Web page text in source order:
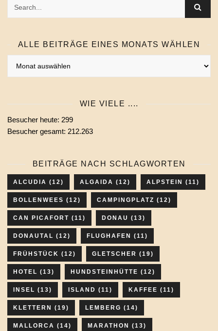
ALLE BEITRÄGE EINES MONATS WÄHLEN
wählen
WIE VIELE ....
Besucher heute: 299
Besucher gesamt: 212.263
BEITRÄGE NACH SCHLAGWORTEN
ALCUDIA (12) ALGAIDA (12) ALPSTEIN (11)
BOLLENWEES (12) CAMPINGPLATZ (12)
CAN PICAFORT (11) DONAU (13)
DONAUTAL (12) FLUGHAFEN (11)
FRÜHSTÜCK (12) GLETSCHER (19)
HOTEL (13) HUNDSTEINHÜTTE (12)
INSEL (13) ISLAND (11) KAFFEE (11)
KLETTERN (19) LEMBERG (14)
MALLORCA (14) MARATHON (13)